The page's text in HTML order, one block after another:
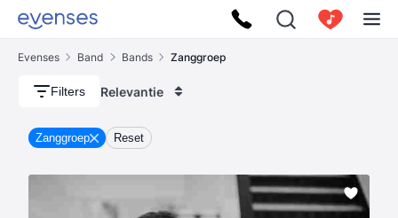
Evenses Band Bands Zanggroep
Filters Relevantie
Zanggroep Reset